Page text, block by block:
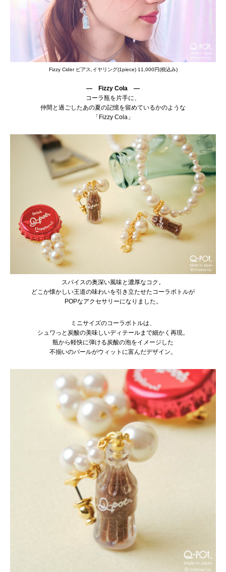
Fizzy Cider ピアス,イヤリング(1piece) 11,000円(税込み)
― Fizzy Cola ―
コーラ瓶を片手に、
仲間と過ごしたあの夏の記憶を留めているかのような
「Fizzy Cola」
スパイスの奥深い風味と濃厚なコク。
どこか懐かしい王道の味わいを引き立たせたコーラボトルが
POPなアクセサリーになりました。
ミニサイズのコーラボトルは、
シュワっと炭酸の美味しいディテールまで細かく再現。
瓶から軽快に弾ける炭酸の泡をイメージした
不揃いのパールがウィットに富んだデザイン。